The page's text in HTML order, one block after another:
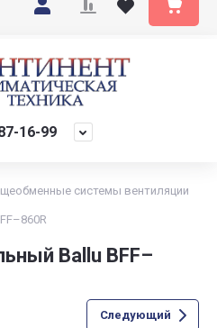
16-99
системы вентиляции
Ballu BFF–
Следующий